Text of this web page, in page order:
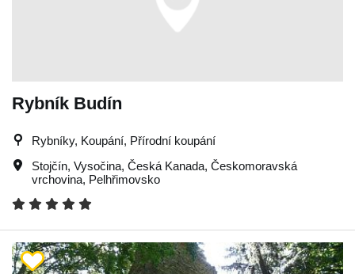
Rybník Budín
Rybníky, Koupání, Přírodní koupání
Stojčín, Vysočina, Česká Kanada, Českomoravská
vrchovina, Pelhřimovsko